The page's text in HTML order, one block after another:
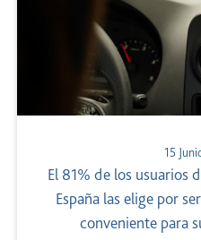
El 81% de los usuarios
España las elige por
conveniente para
15